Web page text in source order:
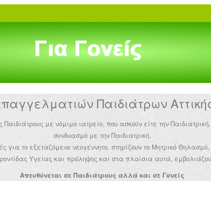
Παιδιάτρων
με νόμιμο ιατρείο, που ασκούν είτε την
συνδυασμό με την Παιδιατρική.
για το εξεταζόμενο νεογέννητο, στηρίζουν το Μητρικό
Υγείας και πρόληψης και στα πλαίσια αυτά,
Απευθύνεται σε Παιδιάτρους αλλά και σε Γονείς